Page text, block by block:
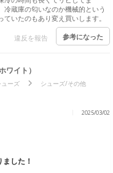
蔵庫の匂いなのか機械的という
いたのもあり変え買いします。
違反を報告 参考になった
ワイト）
ーズ
シューズ/その他
2025/03/02
した！